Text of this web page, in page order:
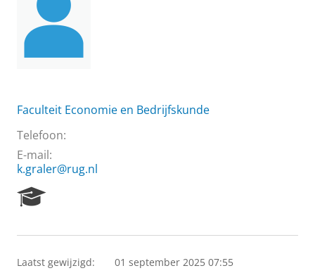
Faculteit Economie en Bedrijfskunde
Telefoon:
E-mail:
k.graler@rug.nl
e
r
Laatst gewijzigd: 01 september 2025 07:55